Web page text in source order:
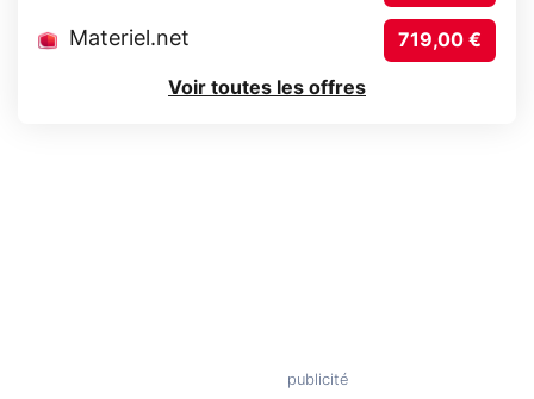
Materiel.net 719,00 €
Voir toutes les offres